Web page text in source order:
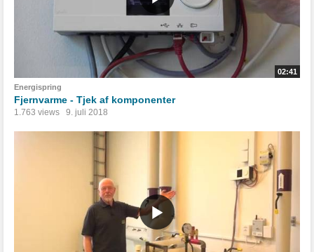
02:41
Energispring
Fjernvarme - Tjek af komponenter
1.763 views 9. juli 2018